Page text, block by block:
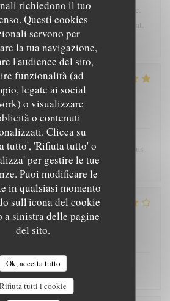
richiedono il tuo
Questi cookies
servono per
la tua navigazione,
l'audience del sito,
funzionalità (ad
legate ai social
o visualizzare
o contenuti
Clicca su
tutto', 'Rifiuta tutto' o
per gestire le tue
Puoi modificare le
in qualsiasi momento
sull'icona del cookie
a sinistra delle pagine
del sito.
Ok, accetta tutto
Rifiuta tutti i cookie
La proposition du jour était excellente.
enfant; elle a été servie très rapidement.
du jour originale
4
:5/5 Cucina:5/5 Qualità / Prezzo
joli restaurant, bonne ambiance. Nous
3
/5 Cucina:
de Versailles!